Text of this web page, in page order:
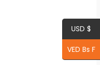
USD $
VED Bs F